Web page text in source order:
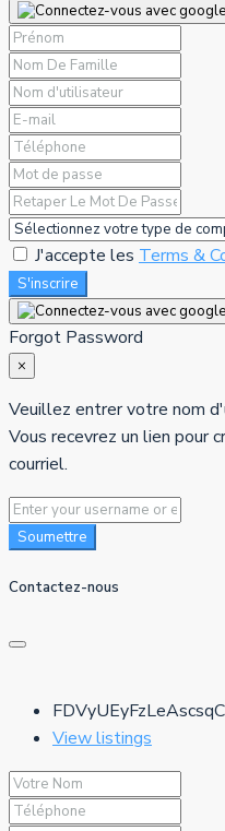
J'accepte les Terms &
S'inscrire
Forgot Password
×
Veuillez entrer votre nom
Vous recevrez un lien pour
courriel.
Soumettre
Contactez-nous
View listings